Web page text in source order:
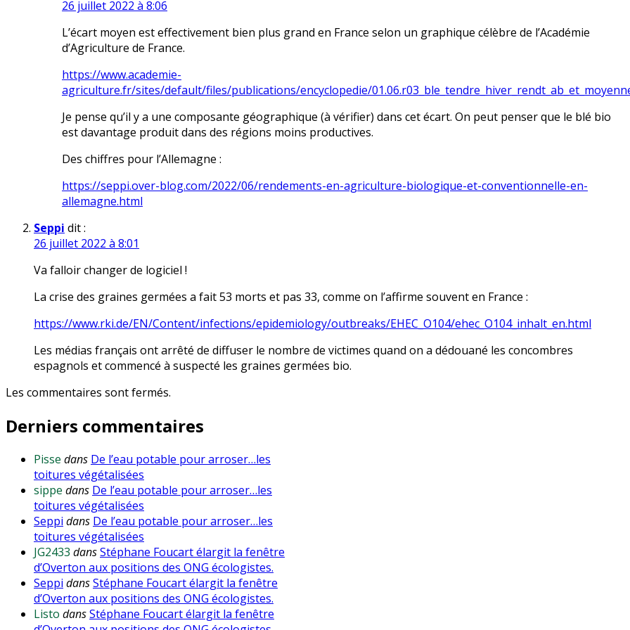
26 juillet 2022 à 8:06
L’écart moyen est effectivement bien plus grand en France selon un graphique célèbre de l’Académie
d’Agriculture de France.
https://www.academie-
agriculture.fr/sites/default/files/publications/encyclopedie/
Je pense qu’il y a une composante géographique (à vérifier) dans cet écart. On peut penser que le blé bio
est davantage produit dans des régions moins productives.
Des chiffres pour l’Allemagne :
https://seppi.over-blog.com/2022/06/rendements-en-agriculture-biologique-et-conventionnelle-en-
allemagne.html
Seppi dit :
26 juillet 2022 à 8:01
Va falloir changer de logiciel !
La crise des graines germées a fait 53 morts et pas 33, comme on l’affirme souvent en France :
https://www.rki.de/EN/Content/infections/epidemiology/outbreaks/EHEC_O104/ehec_O104_inhalt_en.html
Les médias français ont arrêté de diffuser le nombre de victimes quand on a dédouané les concombres
espagnols et commencé à suspecté les graines germées bio.
Les commentaires sont fermés.
Derniers commentaires
Pisse dans De l’eau potable pour arroser…les
toitures végétalisées
sippe dans De l’eau potable pour arroser…les
toitures végétalisées
Seppi dans De l’eau potable pour arroser…les
toitures végétalisées
JG2433 dansStéphane Foucart élargit la fenêtre
d’Overton aux positions des ONG écologistes.
Seppi dansStéphane Foucart élargit la fenêtre
d’Overton aux positions des ONG écologistes.
Listo dansStéphane Foucart élargit la fenêtre